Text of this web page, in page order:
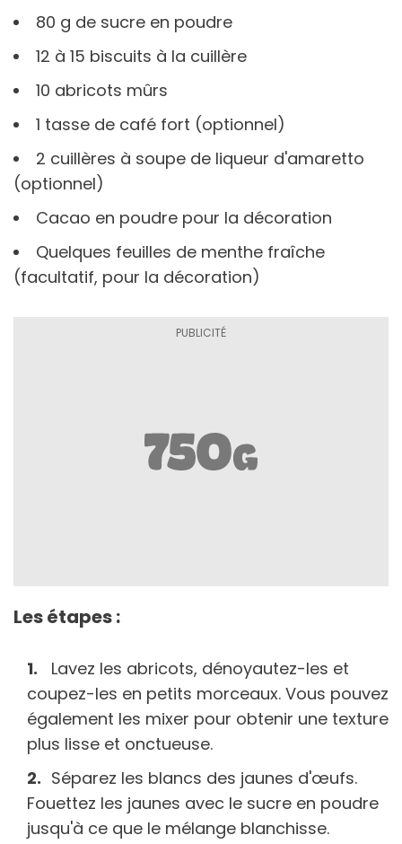
80 g de sucre en poudre
12 à 15 biscuits à la cuillère
10 abricots mûrs
1 tasse de café fort (optionnel)
2 cuillères à soupe de liqueur d'amaretto
(optionnel)
Cacao en poudre pour la décoration
Quelques feuilles de menthe fraîche
(facultatif, pour la décoration)
Les étapes :
Lavez les abricots, dénoyautez-les et
coupez-les en petits morceaux. Vous pouvez
également les mixer pour obtenir une texture
plus lisse et onctueuse.
Séparez les blancs des jaunes d'œufs.
Fouettez les jaunes avec le sucre en poudre
jusqu'à ce que le mélange blanchisse.